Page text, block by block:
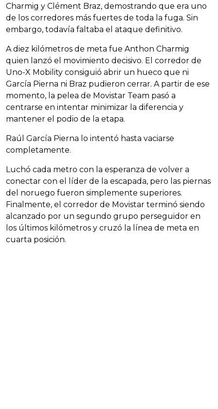
Charmig y Clément Braz, demostrando que era uno
de los corredores más fuertes de toda la fuga. Sin
embargo, todavía faltaba el ataque definitivo.
A diez kilómetros de meta fue Anthon Charmig
quien lanzó el movimiento decisivo. El corredor de
Uno-X Mobility consiguió abrir un hueco que ni
García Pierna ni Braz pudieron cerrar. A partir de ese
momento, la pelea de Movistar Team pasó a
centrarse en intentar minimizar la diferencia y
mantener el podio de la etapa.
Raúl García Pierna lo intentó hasta vaciarse
completamente.
Luchó cada metro con la esperanza de volver a
conectar con el líder de la escapada, pero las piernas
del noruego fueron simplemente superiores.
Finalmente, el corredor de Movistar terminó siendo
alcanzado por un segundo grupo perseguidor en
los últimos kilómetros y cruzó la línea de meta en
cuarta posición.